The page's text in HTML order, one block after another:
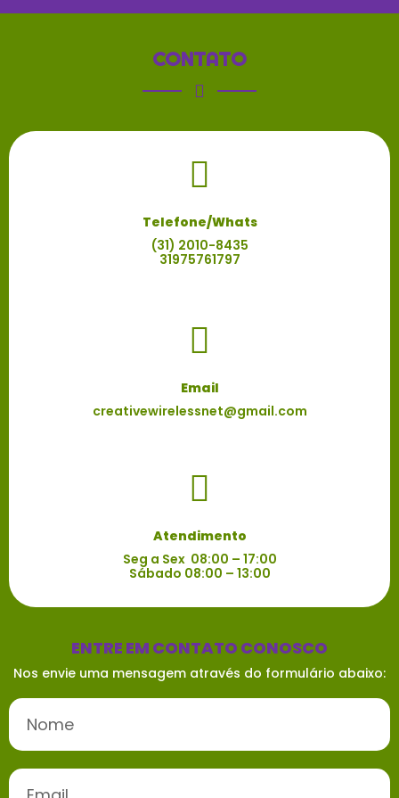
CONTATO
Telefone/Whats
(31) 2010-8435
31975761797
Email
creativewirelessnet@gmail.com
Atendimento
Seg a Sex 08:00 – 17:00
Sábado 08:00 – 13:00
ENTRE EM CONTATO CONOSCO
Nos envie uma mensagem através do formulário abaixo: